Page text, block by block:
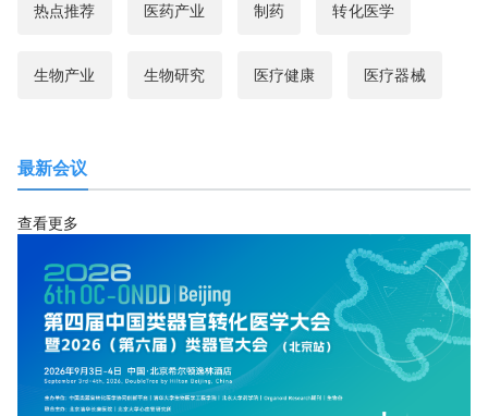
热点推荐 医药产业 制药 转化医学
生物产业 生物研究 医疗健康 医疗器械
最新会议
查看更多